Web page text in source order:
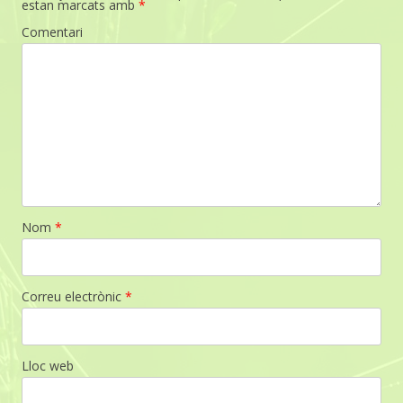
estan marcats amb *
Comentari
Nom *
Correu electrònic *
Lloc web